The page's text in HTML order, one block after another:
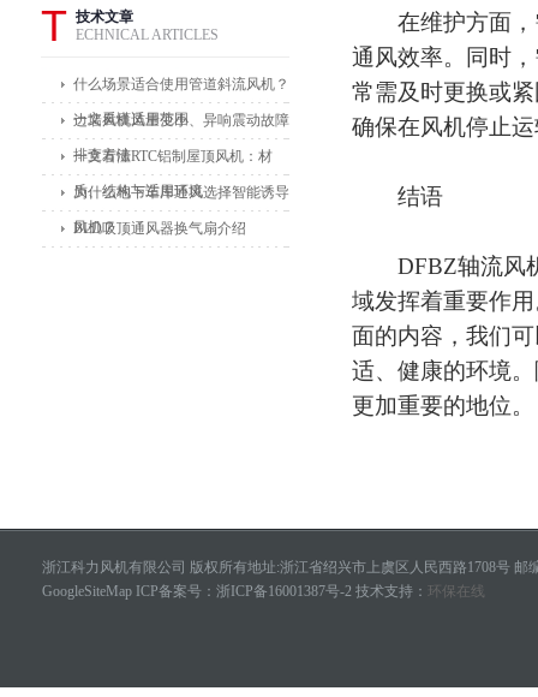
T 技术文章
ECHNICAL ARTICLES
什么场景适合使用管道斜流风机？
一文看懂适用范围
边墙风机风量变小、异响震动故障
排查方法
一文看懂RTC铝制屋顶风机：材
质、结构与适用环境
为什么地下车库通风选择智能诱导
风机？
BLD吸顶通风器换气扇介绍
在维护方面，
通风效率。同时
常需及时更换或
确保在风机停止
结语
DFBZ轴流风机
域发挥着重要作
面的内容，我们
适、健康的环境
更加重要的地位。
浙江科力风机有限公司 版权所有地址:浙江省绍兴市上虞区人民西路1708号 邮
GoogleSiteMap ICP备案号： 浙ICP备16001387号-2 技术支持： 环保在线